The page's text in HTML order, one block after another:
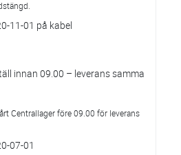
11-01 på kabel
innan 09.00 – leverans samma
Centrallager före 09.00 för leverans
07-01